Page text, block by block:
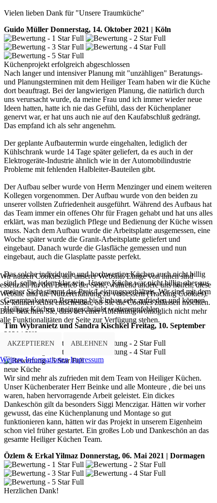
Vielen lieben Dank für "Unsere Traumküche"
Guido Müller Donnerstag, 14. Oktober 2021 | Köln
Küchenprojekt erfolgreich abgeschlossen
Nach langer und intensiver Planung mit "unzähligen" Beratungs-
und Planungsterminen mit dem Heiliger Team haben wir die Küche
dort beauftragt. Bei der langwierigen Planung, die natürlich durch
uns verursacht wurde, da meine Frau und ich immer wieder neue
Ideen hatten, hatte ich nie das Gefühl, dass der Küchenplaner
genervt war, er hat uns auch nie auf den Kaufabschluß gedrängt.
Das empfand ich als sehr angenehm.
Der geplante Aufbautermin wurde eingehalten, lediglich der
Kühlschrank wurde 14 Tage später geliefert, da es auch in der
Elektrogeräte-Industrie ähnlich wie in der Automobilindustrie
Probleme mit fehlenden Halbleiter-Bauteilen gibt.
Der Aufbau selber wurde von Herrn Menzinger und einem weiteren
Kollegen vorgenommen. Der Aufbau wurde von den beiden zu
unserer vollsten Zufriedenheit ausgeführt. Während des Aufbaus hat
das Team immer ein offenes Ohr für Fragen gehabt und hat uns alles
erklärt, was man bezüglich Pflege und Bedienung der Küche wissen
muss. Nach dem Aufbau wurde die Arbeitsplatte ausgemessen, eine
Woche später wurde die Granit-Arbeitsplatte geliefert und
eingebaut. Danach wurde die Glasfläche gemessen und nun
eingebaut, auch die Glasplatte passte perfekt.
Das solche individuelle und hochwertige Küchen auch nicht billig
sind, sollte jedem klar sein. Unsere Küche war nicht billig, aber aus
meiner Sicht stimmt das Preis/Leistungsverhältnis. Wir sind mit dem
Gesamtpaket von Beratung bis Einbau sehr zufrieden und können
Heiliger Küchen uneingeschränkt weiterempfehlen.
Tim Wybranietz und Sandra Kischkel Freitag, 10. September
2021 | Köln
neue Küche
Wir sind mehr als zufrieden mit dem Team von Heiliger Küchen.
Unser Küchenberater Herr Beinke und alle Monteure , die bei uns
waren, haben hervorragende Arbeit geleistet. Ein dickes
Dankeschön gilt da besonders Siggi Menczigar. Hätten wir vorher
gewusst, das eine Küchenplanung und Montage so gut
funktionieren kann, hätten wir das Projekt in unserem Eigenheim
schon viel früher gestartet. Ein großes Lob und Dankeschön an das
gesamte Heiliger Küchen Team.
Özlem & Erkal Yilmaz Donnerstag, 06. Mai 2021 | Dormagen
Herzlichen Dank!
Wir nutzen Cookies auf unserer Website. Einige von ihnen sind
essenziell für den Betrieb der Seite, während andere uns helfen, diese
Website und die Nutzererfahrung zu verbessern (Tracking Cookies).
Sie können selbst entscheiden, ob Sie die Cookies zulassen möchten.
Bitte beachten Sie, dass bei einer Ablehnung womöglich nicht mehr
alle Funktionalitäten der Seite zur Verfügung stehen.
AKZEPTIEREN ABLEHNEN
Weitere Informationen Impressum